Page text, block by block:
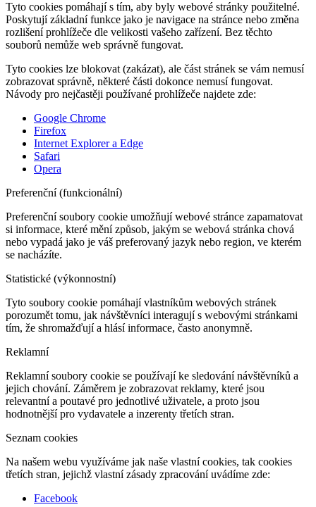
Tyto cookies pomáhají s tím, aby byly webové stránky použitelné.
Poskytují základní funkce jako je navigace na stránce nebo změna
rozlišení prohlížeče dle velikosti vašeho zařízení. Bez těchto
souborů nemůže web správně fungovat.
Tyto cookies lze blokovat (zakázat), ale část stránek se vám nemusí
zobrazovat správně, některé části dokonce nemusí fungovat.
Návody pro nejčastěji používané prohlížeče najdete zde:
Google Chrome
Firefox
Internet Explorer a Edge
Safari
Opera
Preferenční (funkcionální)
Preferenční soubory cookie umožňují webové stránce zapamatovat
si informace, které mění způsob, jakým se webová stránka chová
nebo vypadá jako je váš preferovaný jazyk nebo region, ve kterém
se nacházíte.
Statistické (výkonnostní)
Tyto soubory cookie pomáhají vlastníkům webových stránek
porozumět tomu, jak návštěvníci interagují s webovými stránkami
tím, že shromažďují a hlásí informace, často anonymně.
Reklamní
Reklamní soubory cookie se používají ke sledování návštěvníků a
jejich chování. Záměrem je zobrazovat reklamy, které jsou
relevantní a poutavé pro jednotlivé uživatele, a proto jsou
hodnotnější pro vydavatele a inzerenty třetích stran.
Seznam cookies
Na našem webu využíváme jak naše vlastní cookies, tak cookies
třetích stran, jejichž vlastní zásady zpracování uvádíme zde:
Facebook